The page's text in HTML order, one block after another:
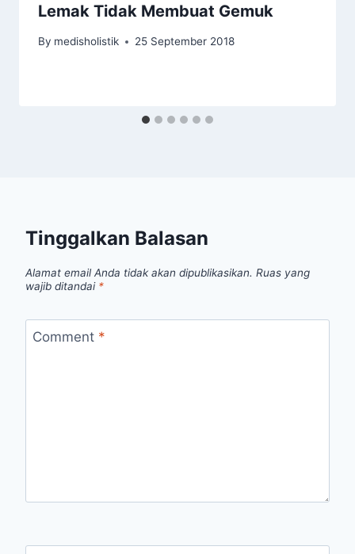
Lemak Tidak Membuat Gemuk
By medisholistik 25 September 2018
Tinggalkan Balasan
Alamat email Anda tidak akan dipublikasikan. Ruas yang
wajib ditandai *
Comment *